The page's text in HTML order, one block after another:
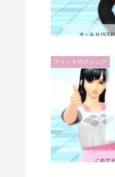
フィットボクシング